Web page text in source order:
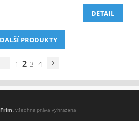
DETAIL
DALŠÍ PRODUKTY
1 2 3 4
Frim, všechna práva vyhrazena